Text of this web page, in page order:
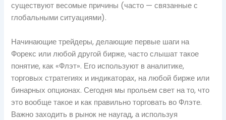
существуют весомые причины (часто — связанные с
глобальными ситуациями).
Начинающие трейдеры, делающие первые шаги на
Форекс или любой другой бирже, часто слышат такое
понятие, как «Флэт». Его используют в аналитике,
торговых стратегиях и индикаторах, на любой бирже или
бинарных опционах. Сегодня мы прольем свет на то, что
это вообще такое и как правильно торговать во Флэте.
Важно заходить в рынок не наугад, а используя